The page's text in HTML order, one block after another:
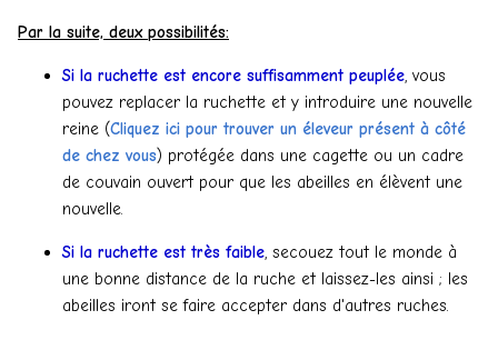
Par la suite, deux possibilités:
Si la ruchette est encore suffisamment peuplée , vous
pouvez replacer la ruchette et y introduire une nouvelle
reine (Cliquez ici pour trouver un éleveur présent à côté
de chez vous) protégée dans une cagette ou un cadre
de couvain ouvert pour que les abeilles en élèvent une
nouvelle.
Si la ruchette est très faible , secouez tout le monde à
une bonne distance de la ruche et laissez-les ainsi ; les
abeilles iront se faire accepter dans d'autres ruches.